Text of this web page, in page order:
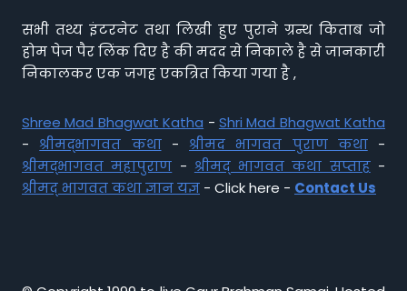
सभी तथ्य इंटरनेट तथा लिखी हुए पुराने ग्रन्थ किताब जो
होम पेज पैर लिंक दिए है की मदद से निकाले है से जानकारी
निकालकर एक जगह एकत्रित किया गया है ,
Shree Mad Bhagwat Katha - Shri Mad Bhagwat Katha
- श्रीमद्भागवत कथा- श्रीमद भागवत पुराण कथा-
श्रीमद्भागवत महापुराण - श्रीमद् भागवत कथा सप्ताह-
श्रीमद् भागवत कथा ज्ञान यज्ञ - Click here - Contact Us